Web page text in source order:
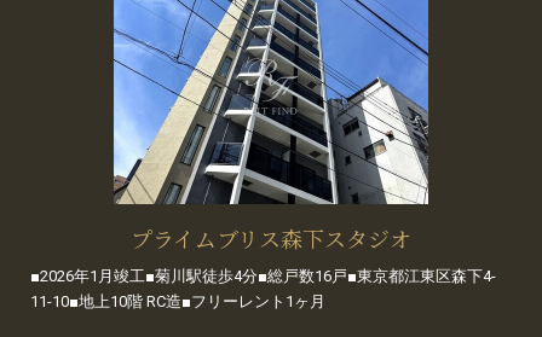
プライムブリス森下スタジオ
■2026年1月竣工■菊川駅徒歩4分■総戸数16戸■東京都江東区森下4-
11-10■地上10階 RC造■フリーレント1ヶ月